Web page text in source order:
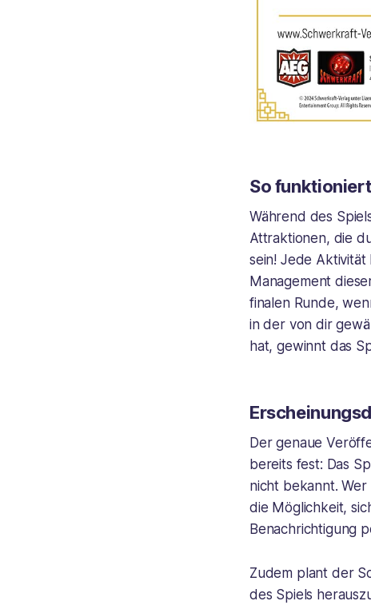
So
Während des
Attraktionen, die
sein! Jede Aktivität
Management
finalen Runde,
in der von dir
hat, gewinnt das
Der genaue
bereits fest: Das
nicht bekannt.
die Möglichkeit,
Benachrichtigung
Zudem plant der
des Spiels